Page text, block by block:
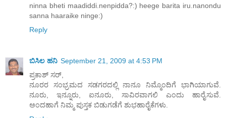
ninna bheti maadiddi.nenpidda?:) heege barita iru.nanondu
sanna haaraike ninge:)
Reply
ಬಿಸಿಲ ಹನಿ September 21, 2009 at 4:53 PM
ಪ್ರಕಾಶ್ ಸರ್,
ನೂರರ ಸಂಭ್ರಮದ ಸಡಗರದಲ್ಲಿ ನಾನೂ ನಿಮ್ಮೊಂದಿಗೆ ಭಾಗಿಯಾಗುವೆ.
ನೂರು, ಇನ್ನೂರು, ಐನೂರು, ಸಾವಿರವಾಗಲಿ ಎಂದು ಹಾರೈಸುವೆ.
ಅಂದಹಾಗೆ ನಿಮ್ಮ ಪುಸ್ತಕ ಬಿಡುಗಡೆಗೆ ಶುಭಹಾರೈಕೆಗಳು.